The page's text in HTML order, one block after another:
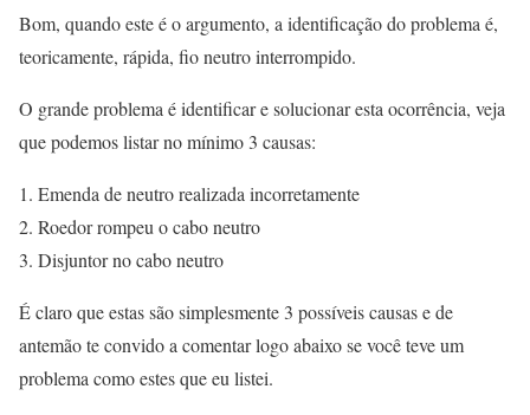
Bom, quando este é o argumento, a identificação do problema é,
teoricamente, rápida, fio neutro interrompido.
O grande problema é identificar e solucionar esta ocorrência, veja
que podemos listar no mínimo 3 causas:
Emenda de neutro realizada incorretamente
Roedor rompeu o cabo neutro
Disjuntor no cabo neutro
É claro que estas são simplesmente 3 possíveis causas e de
antemão te convido a comentar logo abaixo se você teve um
problema como estes que eu listei.